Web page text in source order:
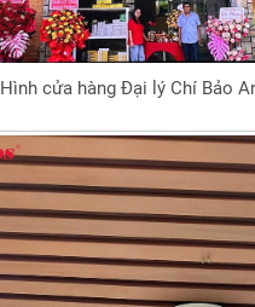
Hình cửa hàng Đại lý Chí Bảo